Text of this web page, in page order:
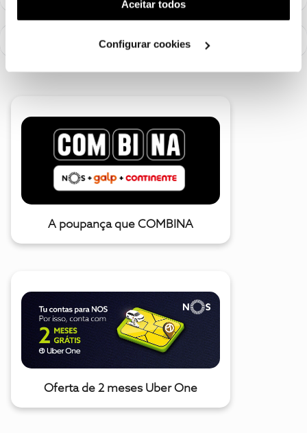
utilização dos cookies clicando em "Configurar
Aceitar todos
Configurar cookies
A poupança que COMBINA
Oferta de 2 meses Uber One